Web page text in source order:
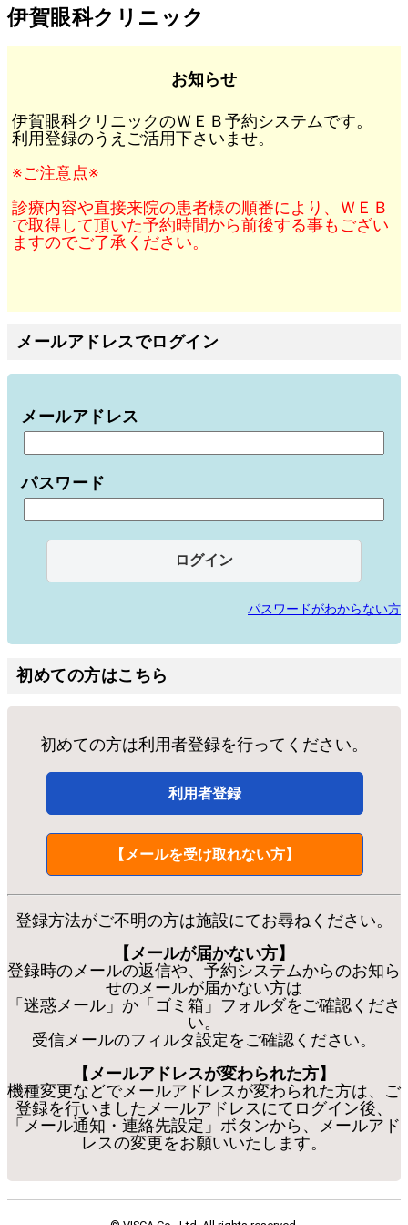
伊賀眼科クリニック
お知らせ
伊賀眼科クリニックのＷＥＢ予約システムです。
利用登録のうえご活用下さいませ。
※ご注意点※
診療内容や直接来院の患者様の順番により、ＷＥＢ
で取得して頂いた予約時間から前後する事もござい
ますのでご了承ください。
メールアドレスでログイン
メールアドレス
パスワード
パスワードがわからない方
初めての方はこちら
初めての方は利用者登録を行ってください。
利用者登録
【メールを受け取れない方】
登録方法がご不明の方は施設にてお尋ねください。
【メールが届かない方】
登録時のメールの返信や、予約システムからのお知ら
せのメールが届かない方は
「迷惑メール」か「ゴミ箱」フォルダをご確認くださ
い。
受信メールのフィルタ設定をご確認ください。
【メールアドレスが変わられた方】
機種変更などでメールアドレスが変わられた方は、ご
登録を行いましたメールアドレスにてログイン後、
「メール通知・連絡先設定」ボタンから、メールアド
レスの変更をお願いいたします。